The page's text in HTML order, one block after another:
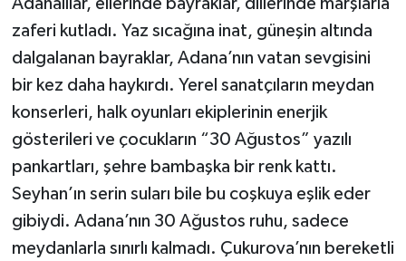
zaferi kutladı. Yaz sıcağına inat, güneşin altında
dalgalanan bayraklar, Adana’nın vatan sevgisini
bir kez daha haykırdı. Yerel sanatçıların meydan
konserleri, halk oyunları ekiplerinin enerjik
gösterileri ve çocukların “30 Ağustos” yazılı
pankartları, şehre bambaşka bir renk kattı.
Seyhan’ın serin suları bile bu coşkuya eşlik eder
gibiydi. Adana’nın 30 Ağustos ruhu, sadece
meydanlarla sınırlı kalmadı. Çukurova’nın bereketli